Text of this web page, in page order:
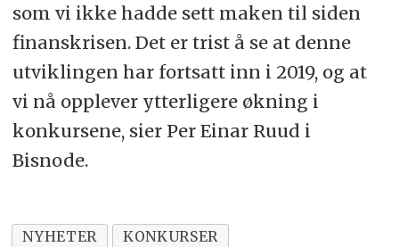
som vi ikke hadde sett maken til siden
finanskrisen. Det er trist å se at denne
utviklingen har fortsatt inn i 2019, og at
vi nå opplever ytterligere økning i
konkursene, sier Per Einar Ruud i
Bisnode.
NYHETER KONKURSER